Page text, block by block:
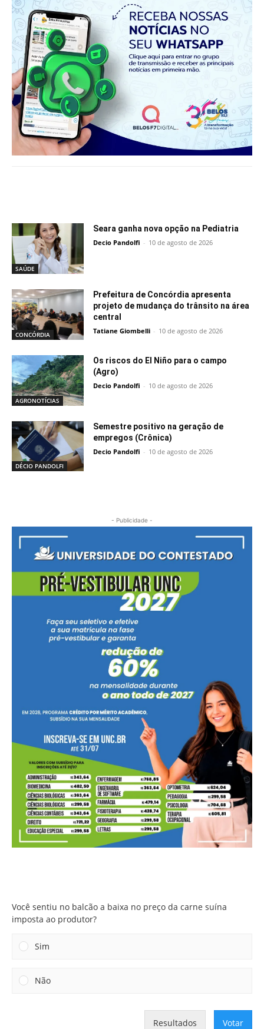
SAÚDE
Seara ganha nova opção na Pediatria
Decio Pandolfi - 10 de agosto de 2026
CONCÓRDIA
Prefeitura de Concórdia apresenta
projeto de mudança do trânsito na área
central
Tatiane Giombelli - 10 de agosto de 2026
AGRONOTÍCIAS
Os riscos do El Niño para o campo
(Agro)
Decio Pandolfi - 10 de agosto de 2026
DÉCIO PANDOLFI
Semestre positivo na geração de
empregos (Crônica)
Decio Pandolfi - 10 de agosto de 2026
- Publicidade -
Você sentiu no balcão a baixa no preço da carne suína
imposta ao produtor?
Sim
Não
Resultados Votar